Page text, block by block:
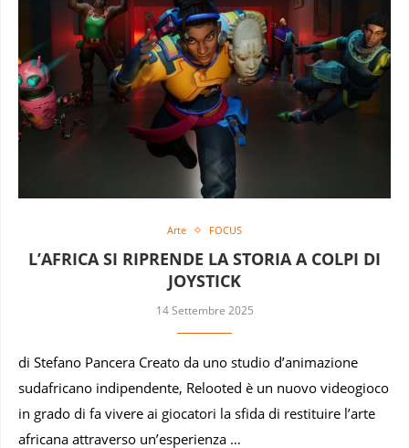
Arte FOCUS
L’AFRICA SI RIPRENDE LA STORIA A COLPI DI
JOYSTICK
14 Settembre 2025
di Stefano Pancera Creato da uno studio d’animazione
sudafricano indipendente, Relooted è un nuovo videogioco
in grado di fa vivere ai giocatori la sfida di restituire l’arte
africana attraverso un’esperienza …